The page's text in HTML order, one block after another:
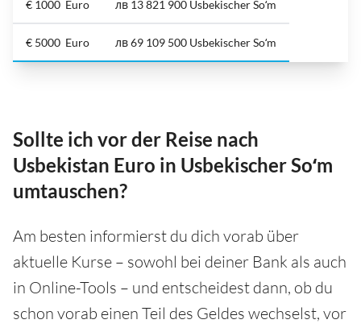
€ 1000 Euro лв 13 821 900 Usbekischer Soʻm
€ 5000 Euro лв 69 109 500 Usbekischer Soʻm
Sollte ich vor der Reise nach
Usbekistan Euro in Usbekischer Soʻm
umtauschen?
Am besten informierst du dich vorab über
aktuelle Kurse – sowohl bei deiner Bank als auch
in Online-Tools – und entscheidest dann, ob du
schon vorab einen Teil des Geldes wechselst, vor